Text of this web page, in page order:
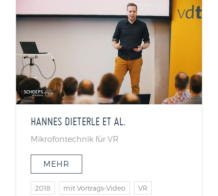
HANNES DIETERLE ET AL.
Mikrofontechnik für VR
MEHR
2018 mit Vortrags-Video VR